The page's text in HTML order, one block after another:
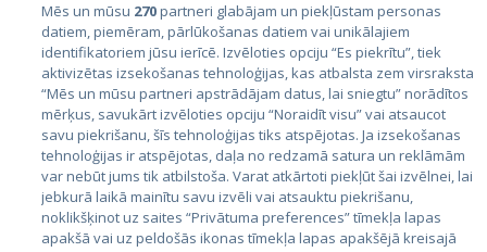
Valstis
Igaunija
Latvija
Lietuva
Mēs un mūsu 270partneri glabājam un piekļūstam personas
datiem, piemēram, pārlūkošanas datiem vai unikālajiem
identifikatoriem jūsu ierīcē. Izvēloties opciju “Es piekrītu”, tiek
aktivizētas izsekošanas tehnoloģijas, kas atbalsta zem virsraksta
“Mēs un mūsu partneri apstrādājam datus, lai sniegtu” norādītos
mērķus, savukārt izvēloties opciju “Noraidīt visu” vai atsaucot
savu piekrišanu, šīs tehnoloģijas tiks atspējotas. Ja izsekošanas
tehnoloģijas ir atspējotas, daļa no redzamā satura un reklāmām
var nebūt jums tik atbilstoša. Varat atkārtoti piekļūt šai izvēlnei, lai
jebkurā laikā mainītu savu izvēli vai atsauktu piekrišanu,
noklikšķinot uz saites “Privātuma preferences” tīmekļa lapas
apakšā vai uz peldošās ikonas tīmekļa lapas apakšējā kreisajā